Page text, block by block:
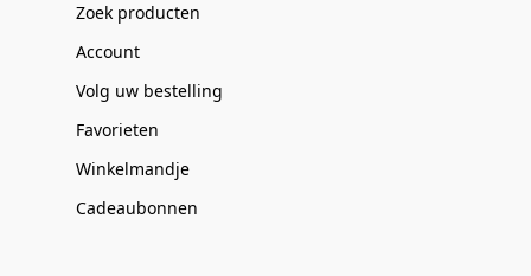
Zoek producten
Account
Volg uw bestelling
Favorieten
Winkelmandje
Cadeaubonnen